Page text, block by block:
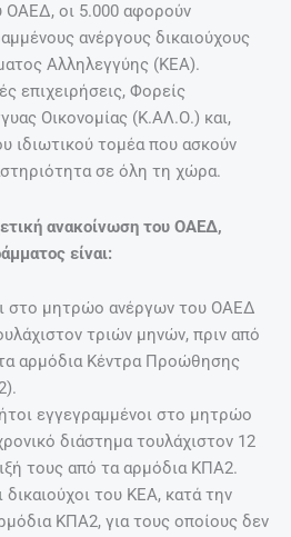
ΟΑΕΔ, οι 5.000 αφορούν
ανέργους δικαιούχους
Αλληλεγγύης (ΚΕΑ).
επιχειρήσεις, Φορείς
Οικονομίας (Κ.ΑΛ.Ο.) και,
ιδιωτικού τομέα που ασκούν
σε όλη τη χώρα.
ανακοίνωση του ΟΑΕΔ,
είναι:
στο μητρώο ανέργων του ΟΑΕΔ
τριών μηνών, πριν από
αρμόδια Κέντρα Προώθησης
εγγεγραμμένοι στο μητρώο
διάστημα τουλάχιστον 12
τους από τα αρμόδια ΚΠΑ2.
του ΚΕΑ, κατά την
ΚΠΑ2, για τους οποίους δεν